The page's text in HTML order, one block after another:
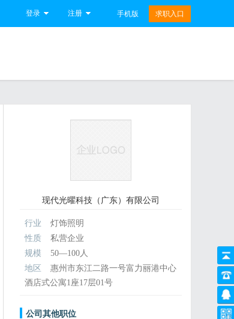
手机版 求职入口
注册
登录
现代光曜科技（广东）有限公司
行业
灯饰照明
性质
私营企业
规模
50—100人
地区
惠州市东江二路一号富力丽港中心
酒店式公寓1座17层01号
公司其他职位